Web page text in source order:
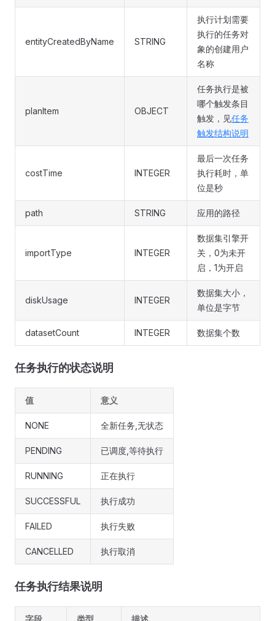
entityCreatedByName STRING
执行计划需要
执行的任务对
象的创建用户
名称
planItem OBJECT
任务执行是被
哪个触发条目
触发，见任务
触发结构说明
costTime INTEGER
最后一次任务
执行耗时，单
位是秒
path STRING 应用的路径
importType INTEGER
数据集引擎开
关，0为未开
启，1为开启
diskUsage INTEGER
数据集大小，
单位是字节
datasetCount INTEGER 数据集个数
任务执行的状态说明
值 意义
NONE 全新任务,无状态
PENDING 已调度,等待执行
RUNNING 正在执行
SUCCESSFUL 执行成功
FAILED 执行失败
CANCELLED 执行取消
任务执行结果说明
字段 类型 描述